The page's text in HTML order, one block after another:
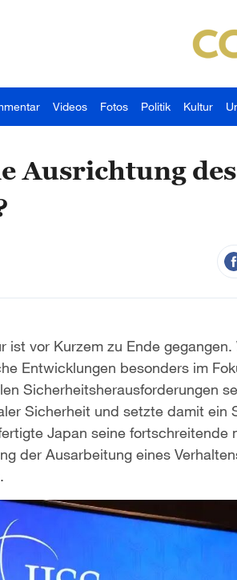
Videos Fotos Politik Kultur
Ausrichtung
ist vor Kurzem zu Ende
Entwicklungen besonders im
Sicherheitsherausforderungen
Sicherheit und setzte damit ein
Japan seine fortschreitende
der Ausarbeitung eines